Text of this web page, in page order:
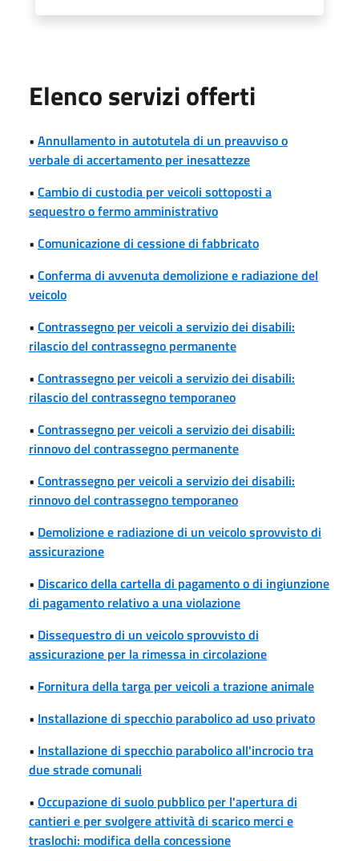
Elenco servizi offerti
• Annullamento in autotutela di un preavviso o
verbale di accertamento per inesattezze
• Cambio di custodia per veicoli sottoposti a
sequestro o fermo amministrativo
• Comunicazione di cessione di fabbricato
• Conferma di avvenuta demolizione e radiazione del
veicolo
• Contrassegno per veicoli a servizio dei disabili:
rilascio del contrassegno permanente
• Contrassegno per veicoli a servizio dei disabili:
rilascio del contrassegno temporaneo
• Contrassegno per veicoli a servizio dei disabili:
rinnovo del contrassegno permanente
• Contrassegno per veicoli a servizio dei disabili:
rinnovo del contrassegno temporaneo
• Demolizione e radiazione di un veicolo sprovvisto di
assicurazione
• Discarico della cartella di pagamento o di ingiunzione
di pagamento relativo a una violazione
• Dissequestro di un veicolo sprovvisto di
assicurazione per la rimessa in circolazione
• Fornitura della targa per veicoli a trazione animale
• Installazione di specchio parabolico ad uso privato
• Installazione di specchio parabolico all'incrocio tra
due strade comunali
• Occupazione di suolo pubblico per l'apertura di
cantieri e per svolgere attività di scarico merci e
traslochi: modifica della concessione